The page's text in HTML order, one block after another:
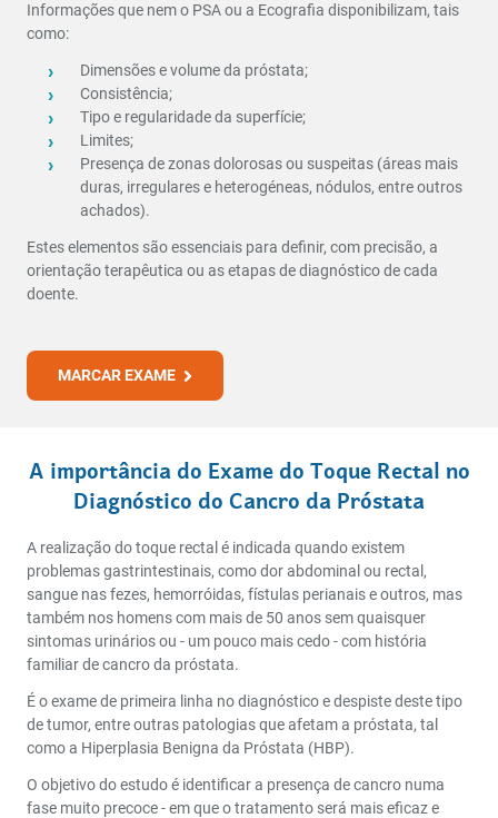
Informações que nem o PSA ou a Ecografia disponibilizam, tais
como:
Dimensões e volume da próstata;
Consistência;
Tipo e regularidade da superfície;
Limites;
Presença de zonas dolorosas ou suspeitas (áreas mais
duras, irregulares e heterogéneas, nódulos, entre outros
achados).
Estes elementos são essenciais para definir, com precisão, a
orientação terapêutica ou as etapas de diagnóstico de cada
doente.
MARCAR EXAME
A importância do Exame do Toque Rectal no
Diagnóstico do Cancro da Próstata
A realização do toque rectal é indicada quando existem
problemas gastrintestinais, como dor abdominal ou rectal,
sangue nas fezes, hemorróidas, fístulas perianais e outros, mas
também nos homens com mais de 50 anos sem quaisquer
sintomas urinários ou - um pouco mais cedo - com história
familiar de cancro da próstata.
É o exame de primeira linha no diagnóstico e despiste deste tipo
de tumor, entre outras patologias que afetam a próstata, tal
como a Hiperplasia Benigna da Próstata (HBP).
O objetivo do estudo é identificar a presença de cancro numa
fase muito precoce - em que o tratamento será mais eficaz e